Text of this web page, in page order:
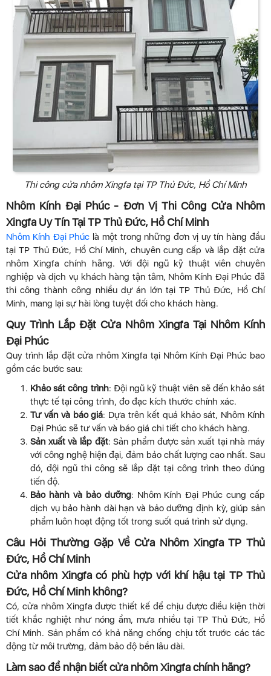
Thi công cửa nhôm Xingfa tại TP Thủ Đức, Hồ Chí Minh
Nhôm Kính Đại Phúc - Đơn Vị Thi Công Cửa Nhôm
Xingfa Uy Tín Tại TP Thủ Đức, Hồ Chí Minh
Nhôm Kính Đại Phúc là một trong những đơn vị uy tín hàng đầu
tại TP Thủ Đức, Hồ Chí Minh, chuyên cung cấp và lắp đặt cửa
nhôm Xingfa chính hãng. Với đội ngũ kỹ thuật viên chuyên
nghiệp và dịch vụ khách hàng tận tâm, Nhôm Kính Đại Phúc đã
thi công thành công nhiều dự án lớn tại TP Thủ Đức, Hồ Chí
Minh, mang lại sự hài lòng tuyệt đối cho khách hàng.
Quy Trình Lắp Đặt Cửa Nhôm Xingfa Tại Nhôm Kính
Đại Phúc
Quy trình lắp đặt cửa nhôm Xingfa tại Nhôm Kính Đại Phúc bao
gồm các bước sau:
Khảo sát công trình: Đội ngũ kỹ thuật viên sẽ đến khảo sát
thực tế tại công trình, đo đạc kích thước chính xác.
Tư vấn và báo giá: Dựa trên kết quả khảo sát, Nhôm Kính
Đại Phúc sẽ tư vấn và báo giá chi tiết cho khách hàng.
Sản xuất và lắp đặt: Sản phẩm được sản xuất tại nhà máy
với công nghệ hiện đại, đảm bảo chất lượng cao nhất. Sau
đó, đội ngũ thi công sẽ lắp đặt tại công trình theo đúng
tiến độ.
Bảo hành và bảo dưỡng: Nhôm Kính Đại Phúc cung cấp
dịch vụ bảo hành dài hạn và bảo dưỡng định kỳ, giúp sản
phẩm luôn hoạt động tốt trong suốt quá trình sử dụng.
Câu Hỏi Thường Gặp Về Cửa Nhôm Xingfa TP Thủ
Đức, Hồ Chí Minh
Cửa nhôm Xingfa có phù hợp với khí hậu tại TP Thủ
Đức, Hồ Chí Minh không?
Có, cửa nhôm Xingfa được thiết kế để chịu được điều kiện thời
tiết khắc nghiệt như nóng ẩm, mưa nhiều tại TP Thủ Đức, Hồ
Chí Minh. Sản phẩm có khả năng chống chịu tốt trước các tác
động từ môi trường, đảm bảo độ bền lâu dài.
Làm sao để nhận biết cửa nhôm Xingfa chính hãng?